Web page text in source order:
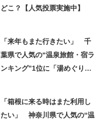
どこ？【人気投票実施中】
「来年もまた行きたい」 千
葉県で人気の“温泉旅館・宿ラ
ンキング”1位に「湯めぐりで
「箱根に来る時はまた利用し
たい」 神奈川県で人気の“温